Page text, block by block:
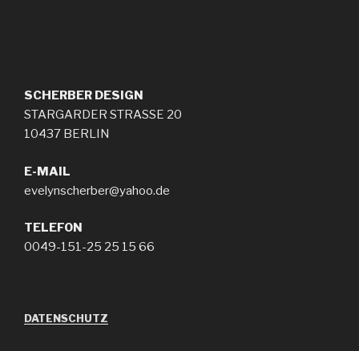
SCHERBER DESIGN
STARGARDER STRASSE 20
10437 BERLIN
E-MAIL
evelynscherber@yahoo.de
TELEFON
0049-151-25 25 15 66
DATENSCHUTZ